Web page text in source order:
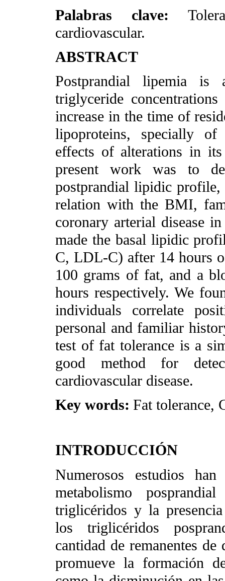
Palabras clave:
cardiovascular.
ABSTRACT
Postprandial lipemia is
triglyceride
increase in the time of
lipoproteins, specially
effects of alterations in
present work was to
postprandial lipidic
relation with the BMI,
coronary arterial disease
made the basal lipidic
C, LDL-C) after 14 hours
100 grams of fat, and a
hours respectively. We
individuals correlate
personal and familiar
test of fat tolerance is a
good method for
cardiovascular disease.
Key words: Fat tolerance,
INTRODUCCIÓN
Numerosos estudios
metabolismo
triglicéridos y la
los triglicéridos
cantidad de remanentes
promueve la formación